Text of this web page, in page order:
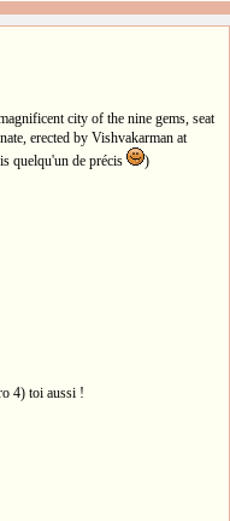
city of the nine gems, seat
erected by Vishvakarman at
quelqu'un de précis
)
4) toi aussi !